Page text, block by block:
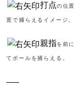
打点の位
置で捕らえるイメージ。
親指を前
てボールを捕らえる。
—–